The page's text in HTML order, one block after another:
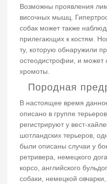
Возможны проявления
височных мышц.
собак может также
прилегающих к костям.
ту, которую обнаружили
остеодистрофии, и может
хромоты.
Породная
В настоящее время
описано в группе
регистрируют у вест-
шотландских терьеров,
были описаны случаи у
ретривера, немецкого
корсо, английского
собаки, немецкой